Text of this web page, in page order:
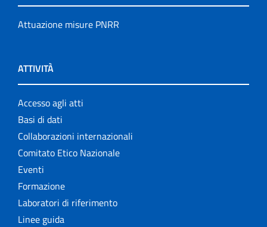
Attuazione misure PNRR
ATTIVITÀ
Accesso agli atti
Basi di dati
Collaborazioni internazionali
Comitato Etico Nazionale
Eventi
Formazione
Laboratori di riferimento
Linee guida